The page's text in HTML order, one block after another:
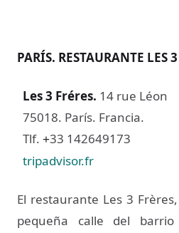
PARÍS. RESTAURANTE LES 3
Les 3 Fréres. 14 rue Léon
75018. París. Francia.
Tlf. +33 142649173
tripadvisor.fr
El restaurante Les 3
pequeña calle del